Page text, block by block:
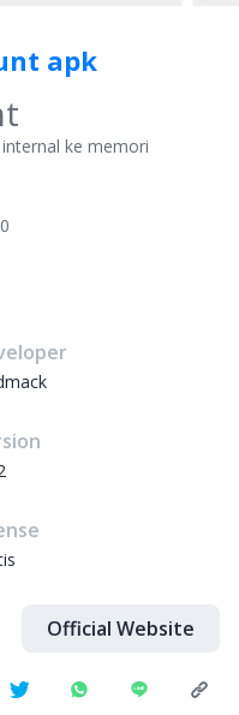
apk
ke memori
Official Website